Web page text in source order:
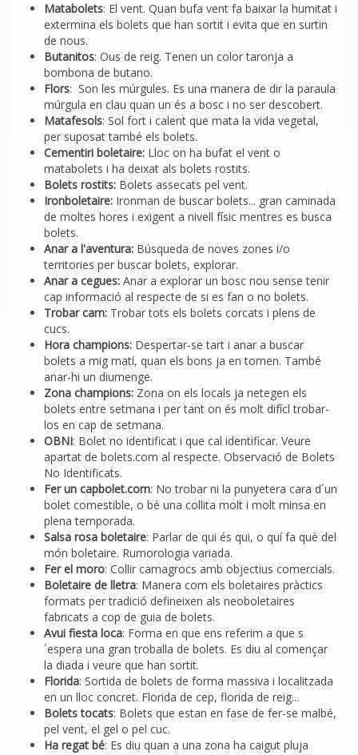
Matabolets: El vent. Quan bufa vent fa baixar la humitat i
extermina els bolets que han sortit i evita que en surtin
de nous.
Butanitos: Ous de reig. Tenen un color taronja a
bombona de butano.
Flors: Son les múrgules. Es una manera de dir la paraula
múrgula en clau quan un és a bosc i no ser descobert.
Matafesols: Sol fort i calent que mata la vida vegetal,
per suposat també els bolets.
Cementiri boletaire: Lloc on ha bufat el vent o
matabolets i ha deixat als bolets rostits.
Bolets rostits: Bolets assecats pel vent.
Ironboletaire: Ironman de buscar bolets... gran caminada
de moltes hores i exigent a nivell físic mentres es busca
bolets.
Anar a l'aventura: Búsqueda de noves zones i/o
territories per buscar bolets, explorar.
Anar a cegues: Anar a explorar un bosc nou sense tenir
cap informació al respecte de si es fan o no bolets.
Trobar carn: Trobar tots els bolets corcats i plens de
cucs.
Hora champions: Despertar-se tart i anar a buscar
bolets a mig matí, quan els bons ja en tornen. També
anar-hi un diumenge.
Zona champions: Zona on els locals ja netegen els
bolets entre setmana i per tant on és molt difícl trobar-
los en cap de setmana.
OBNI: Bolet no identificat i que cal identificar. Veure
apartat de bolets.com al respecte. Observació de Bolets
No Identificats.
Fer un capbolet.com: No trobar ni la punyetera cara d´un
bolet comestible, o bé una collita molt i molt minsa en
plena temporada.
Salsa rosa boletaire: Parlar de qui és qui, o quí fa què del
món boletaire. Rumorologia variada.
Fer el moro: Collir camagrocs amb objectius comercials.
Boletaire de lletra: Manera com els boletaires pràctics
formats per tradició defineixen als neoboletaires
fabricats a cop de guia de bolets.
Avui fiesta loca: Forma en que ens referim a que s
´espera una gran troballa de bolets. Es diu al començar
la diada i veure que han sortit.
Florida: Sortida de bolets de forma massiva i localitzada
en un lloc concret. Florida de cep, florida de reig...
Bolets tocats: Bolets que estan en fase de fer-se malbé,
pel vent, el gel o pel cuc.
Ha regat bé: Es diu quan a una zona ha caigut pluja